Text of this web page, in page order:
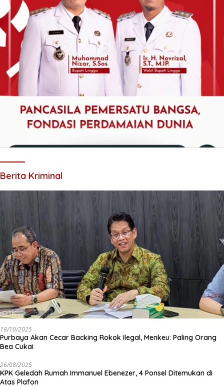
Berita Kriminal
18/10/2025
Purbaya Akan Cecar Backing Rokok Ilegal, Menkeu: Paling Orang
Bea Cukai
26/08/2025
KPK Geledah Rumah Immanuel Ebenezer, 4 Ponsel Ditemukan di
Atas Plafon